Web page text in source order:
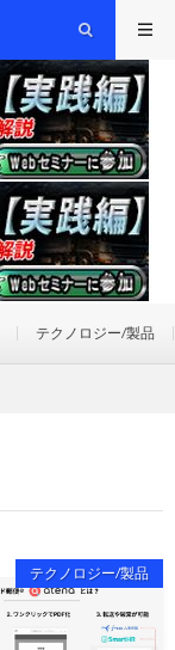
テクノロジー/製品
テクノロジー/製品